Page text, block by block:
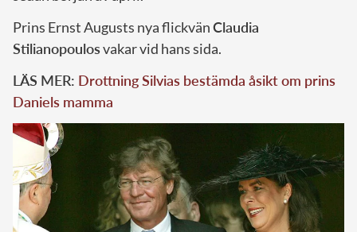
Prins Ernst Augusts nya flickvänClaudia
Stilianopoulosvakar vid hans sida.
LÄS MER: Drottning Silvias bestämda åsikt om prins
Daniels mamma